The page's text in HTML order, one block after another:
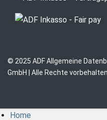
© 2025 ADF Allgemeine
GmbH | Alle Rechte
Home